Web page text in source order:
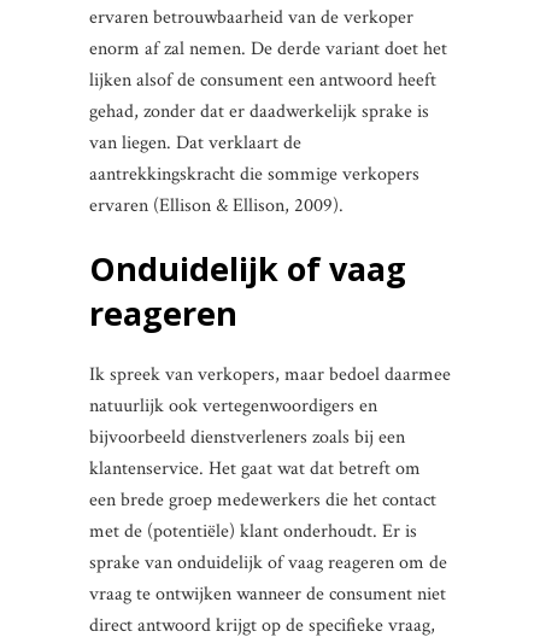
ervaren betrouwbaarheid van de verkoper
enorm af zal nemen. De derde variant doet het
lijken alsof de consument een antwoord heeft
gehad, zonder dat er daadwerkelijk sprake is
van liegen. Dat verklaart de
aantrekkingskracht die sommige verkopers
ervaren (Ellison & Ellison, 2009).
Onduidelijk of vaag
reageren
Ik spreek van verkopers, maar bedoel daarmee
natuurlijk ook vertegenwoordigers en
bijvoorbeeld dienstverleners zoals bij een
klantenservice. Het gaat wat dat betreft om
een brede groep medewerkers die het contact
met de (potentiële) klant onderhoudt. Er is
sprake van onduidelijk of vaag reageren om de
vraag te ontwijken wanneer de consument niet
direct antwoord krijgt op de specifieke vraag,